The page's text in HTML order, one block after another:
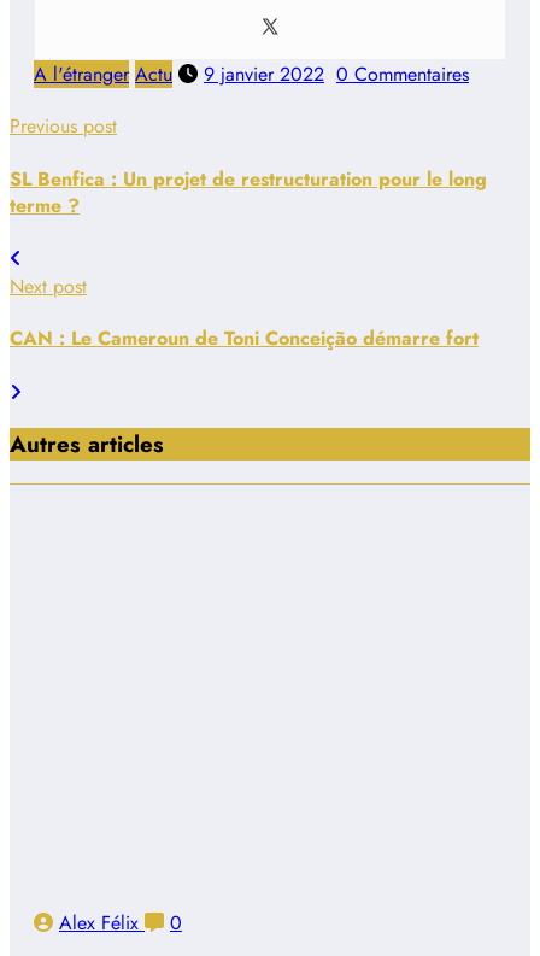
A l'étranger Actu 9 janvier 2022 0 Commentaires
Previous post
SL Benfica : Un projet de restructuration pour le long
terme ?
Next post
CAN : Le Cameroun de Toni Conceição démarre fort
Autres articles
Alex Félix 0